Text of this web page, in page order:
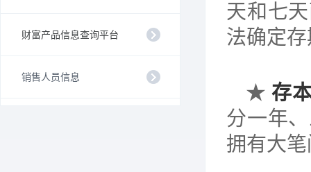
财富产品信息查询平台
销售人员信息
天和七
法确定
★ 存
分一年
拥有大